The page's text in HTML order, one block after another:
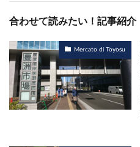
合わせて読みたい！記事紹介
Mercato di Toyosu